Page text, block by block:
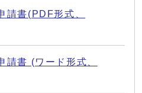
請書(PDF形式、
請書 (ワード形式、